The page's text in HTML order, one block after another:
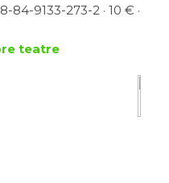
84-9133-273-2 · 10 € ·
teatre